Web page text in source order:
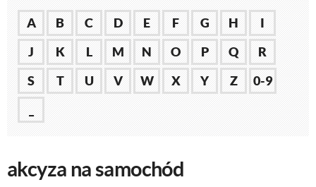
A B C D E F G H
I
J
K L M N O P Q
R
S
T U V W X Y Z
0-9
akcyza na samochód